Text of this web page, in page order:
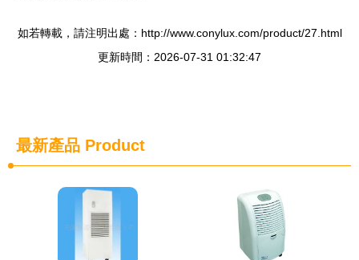
如若轉載，請注明出處：http://www.conylux.com/product/27.html
更新時間：2026-07-31 01:32:47
最新產品 Product